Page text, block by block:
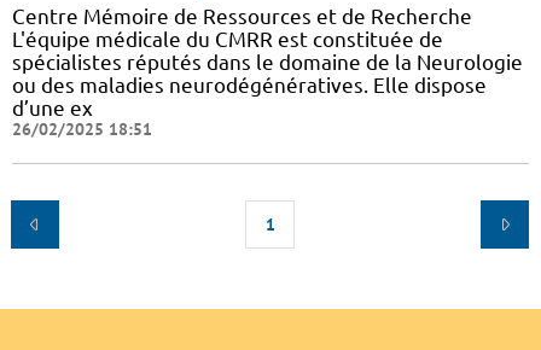
Centre Mémoire de Ressources et de Recherche
L'équipe médicale du CMRR est constituée de
spécialistes réputés dans le domaine de la Neurologie
ou des maladies neurodégénératives. Elle dispose
d’une ex
26/02/2025 18:51
1